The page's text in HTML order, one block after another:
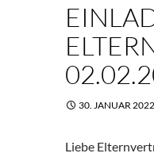
30. JANUAR 2022
Liebe